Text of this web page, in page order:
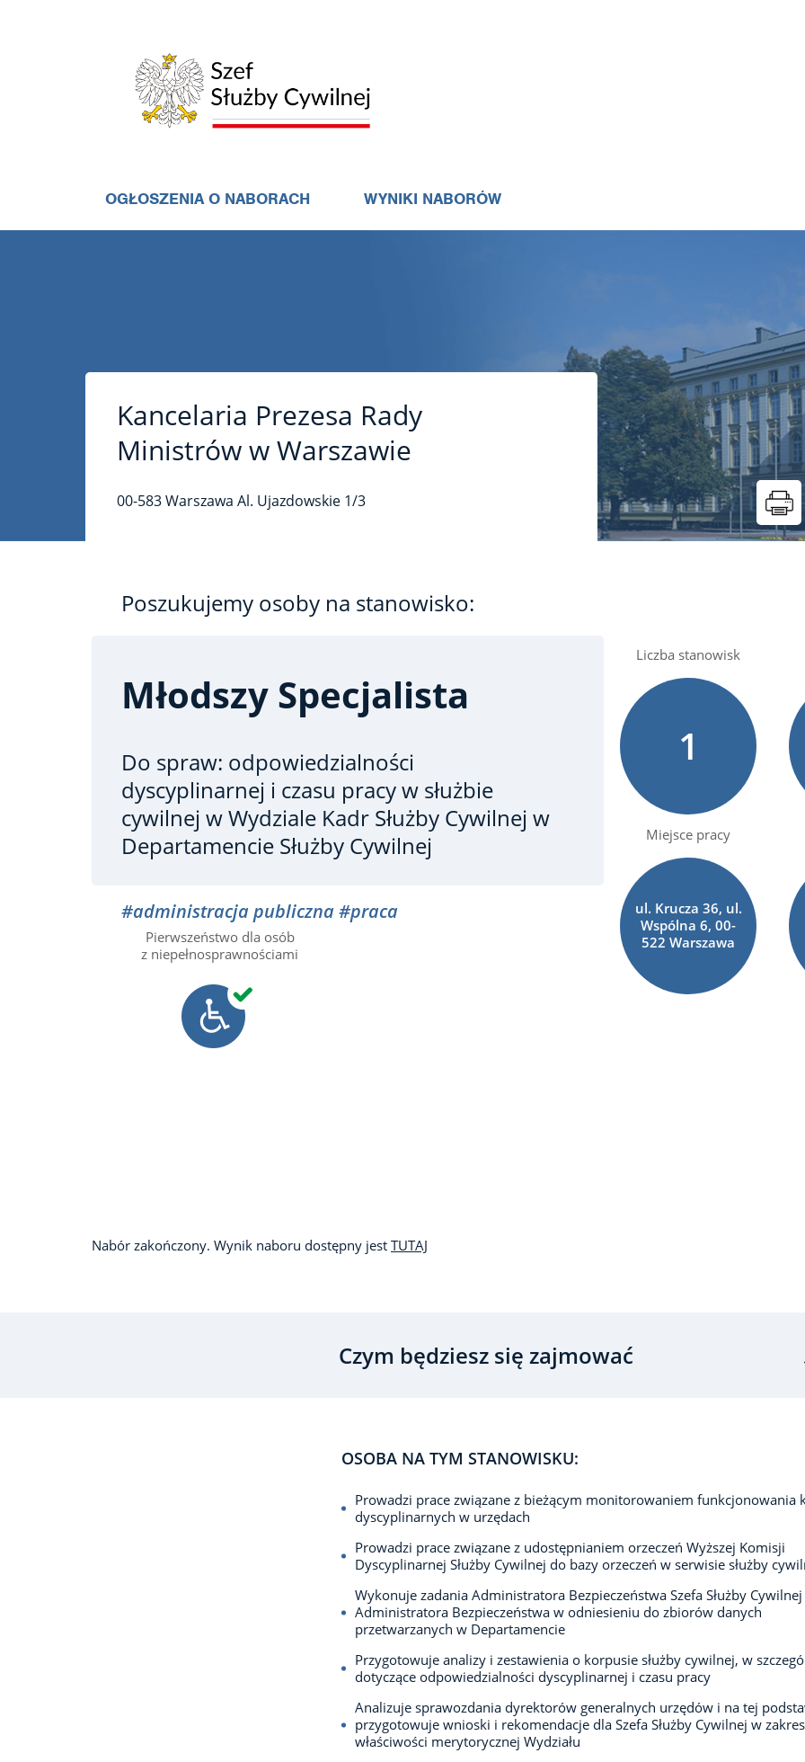
OGŁOSZENIA O NABORACH WYNIKI NABORÓW
Kancelaria Prezesa Rady
Ministrów w Warszawie
00-583Warszawa Al. Ujazdowskie 1/3
Poszukujemy osoby na stanowisko:
Młodszy Specjalista
Do spraw: odpowiedzialności
dyscyplinarnej i czasu pracy w służbie
cywilnej w Wydziale Kadr Służby Cywilnej w
Departamencie Służby Cywilnej
#administracja publiczna#praca
Pierwszeństwo dla osób
z niepełnosprawnościami
Liczba stanowisk
1
Miejsce pracy
ul. Krucza 36, ul.
Wspólna 6, 00-
522 Warszawa
Nabór zakończony. Wynik naboru dostępny jest TUTAJ
Czym będziesz się zajmować
OSOBA NA TYM STANOWISKU:
Prowadzi prace związane z bieżącym monitorowaniem funkcjonowania
dyscyplinarnych w urzędach
Prowadzi prace związane z udostępnianiem orzeczeń Wyższej Komisji
Dyscyplinarnej Służby Cywilnej do bazy orzeczeń w serwisie służby
Wykonuje zadania Administratora Bezpieczeństwa Szefa Służby
Administratora Bezpieczeństwa w odniesieniu do zbiorów danych
przetwarzanych w Departamencie
Przygotowuje analizy i zestawienia o korpusie służby cywilnej, w
dotyczące odpowiedzialności dyscyplinarnej i czasu pracy
Analizuje sprawozdania dyrektorów generalnych urzędów i na tej
przygotowuje wnioski i rekomendacje dla Szefa Służby Cywilnej w
właściwości merytorycznej Wydziału